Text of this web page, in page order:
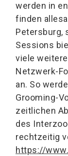
werden in
finden
Petersburg,
Sessions
viele
Netzwerk-
an. So
Grooming-
zeitlichen
des
rechtzeitig
https://